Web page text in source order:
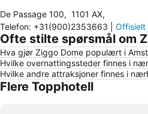
De Passage 100, 1101 AX,
Telefon: +31(900)2353663 Offisielt
Ofte stilte spørsmål om
Hva gjør Ziggo Dome populært i
Hvilke overnattingssteder finnes i
Hvilke andre attraksjoner finnes i
Flere Topphotell